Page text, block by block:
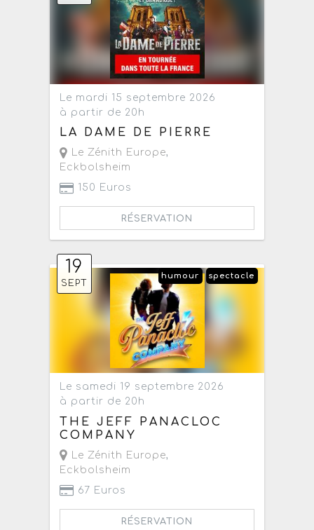
Le mardi 15 septembre 2026
à partir de 20h
LA DAME DE PIERRE
Le Zénith Europe,
Eckbolsheim
150 Euros
RÉSERVATION
19
SEPT
spectacle
humour
Le samedi 19 septembre 2026
à partir de 20h
THE JEFF PANACLOC
COMPANY
Le Zénith Europe,
Eckbolsheim
67 Euros
RÉSERVATION